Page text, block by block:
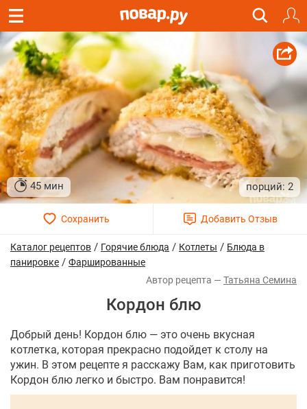
45 мин 2
Каталог рецептов / Горячие блюда / Котлеты / Блюда в
панировке / Фаршированные
Татьяна Семина
Кордон блю
Добрый день! Кордон блю — это очень вкусная
котлетка, которая прекрасно подойдет к столу на
ужин. В этом рецепте я расскажу Вам, как приготовить
Кордон блю легко и быстро. Вам понравится!